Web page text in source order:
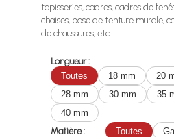
tapisseries, cadres, cadres de
chaises, pose de tenture murale,
de chaussures, etc...
Longueur :
Toutes
18 mm 20
28 mm
30 mm 35
40 mm
Matière :
Toutes